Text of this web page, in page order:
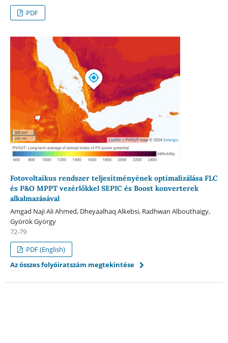
PDF
Fotovoltaikus rendszer teljesítményének optimalizálása FLC
és P&O MPPT vezérlőkkel SEPIC és Boost konverterek
alkalmazásával
Amgad Naji Ali Ahmed, Dheyaalhaq Alkebsi, Radhwan Albouthaigy,
Györök György
72-79
PDF (English)
Az összes folyóiratszám megtekintése